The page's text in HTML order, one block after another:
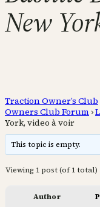
New
Traction Owner’s Club
Owners Club Forum ›
York, video à voir
This topic is empty.
Viewing 1 post (of 1 total)
Author